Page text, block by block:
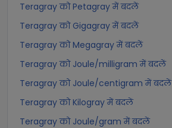
Teragray को Petagray में बदलें
Teragray को Gigagray में बदलें
Teragray को Megagray में बदलें
Teragray को Joule/milligram में बदलें
Teragray को Joule/centigram में बदलें
Teragray को Kilogray में बदलें
Teragray को Joule/gram में बदलें